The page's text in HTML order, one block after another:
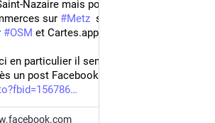
Nazaire mais pour avoir participé à la
sur #Metz
  sur OpenStreetMap je
#OSM et Cartes.app
en particulier il semble bien fermé
un post Facebook